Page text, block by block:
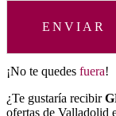
ENVIAR
¡No te quedes fuera!
¿Te gustaría recibir
ofertas de Valladolid